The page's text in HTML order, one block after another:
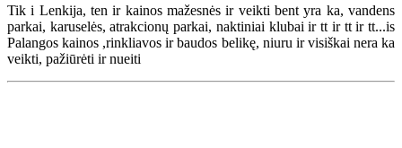
Tik i Lenkija, ten ir kainos mažesnės ir veikti bent yra ka, vandens
parkai, karuselės, atrakcionų parkai, naktiniai klubai ir tt ir tt ir tt...is
Palangos kainos ,rinkliavos ir baudos belikę, niuru ir visiškai nera ka
veikti, pažiūrėti ir nueiti